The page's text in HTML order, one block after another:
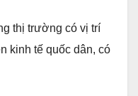
thị trường có vị trí
kinh tế quốc dân, có